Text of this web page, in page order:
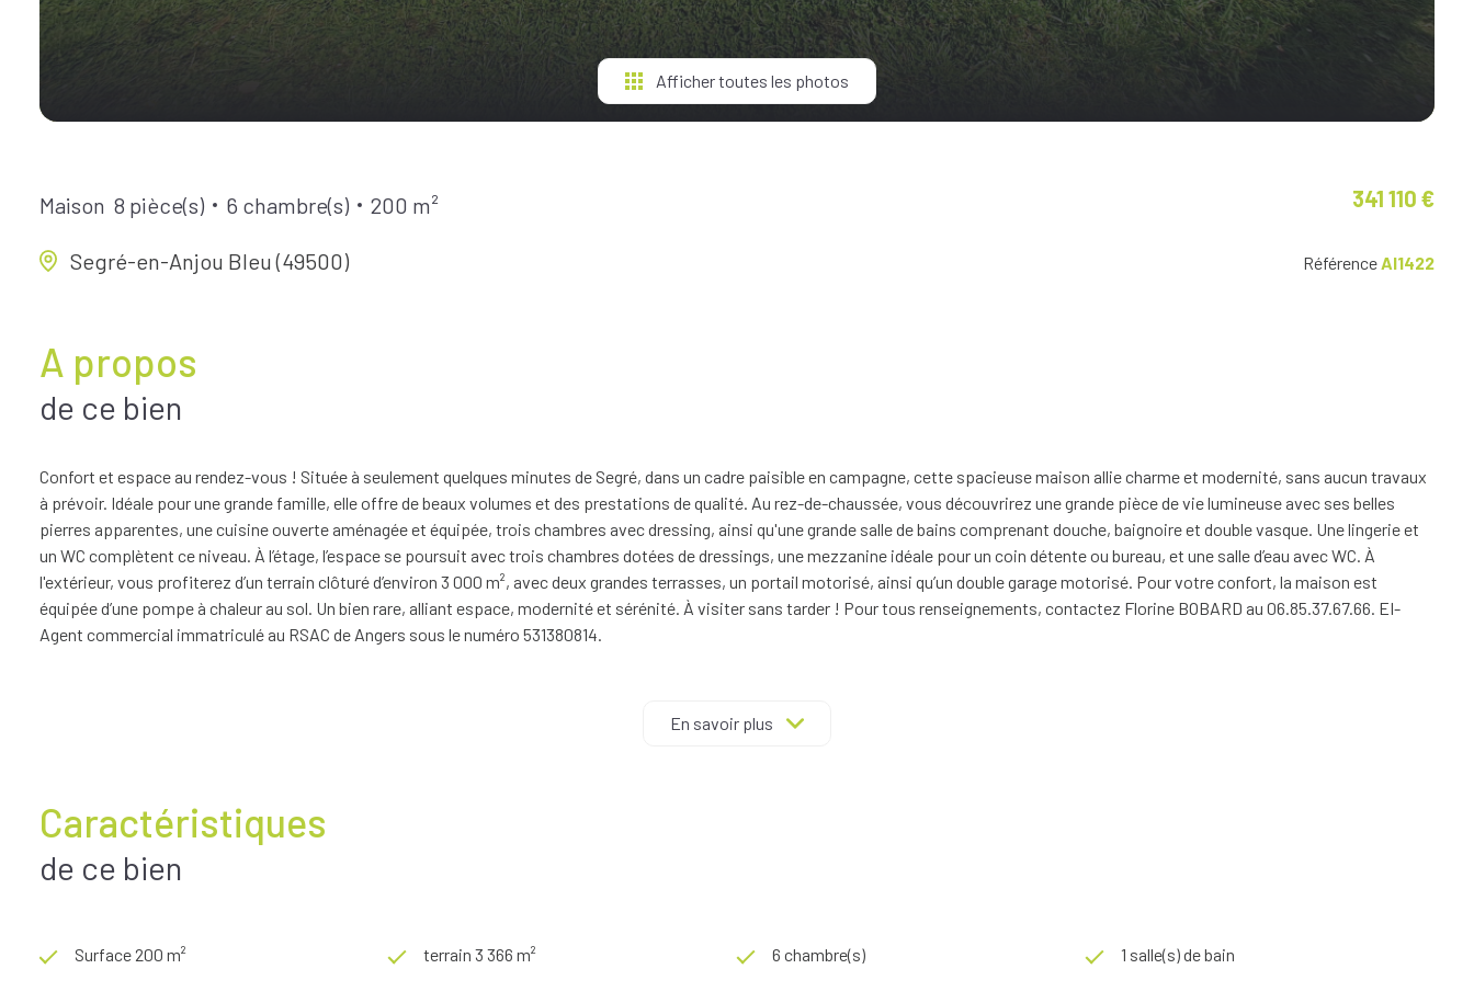
Afficher toutes les photos
Maison 8 pièce(s) 6 chambre(s) 200 m²
Segré-en-Anjou Bleu (49500)
341 110 €
RéférenceAI1422
A propos
de ce bien
Confort et espace au rendez-vous ! Située à seulement quelques minutes de Segré, dans un cadre paisible en campagne, cette spacieuse maison allie charme et modernité, sans aucun travaux
à prévoir. Idéale pour une grande famille, elle offre de beaux volumes et des prestations de qualité. Au rez-de-chaussée, vous découvrirez une grande pièce de vie lumineuse avec ses belles
pierres apparentes, une cuisine ouverte aménagée et équipée, trois chambres avec dressing, ainsi qu'une grande salle de bains comprenant douche, baignoire et double vasque. Une lingerie et
un WC complètent ce niveau. À l’étage, l’espace se poursuit avec trois chambres dotées de dressings, une mezzanine idéale pour un coin détente ou bureau, et une salle d’eau avec WC. À
l'extérieur, vous profiterez d’un terrain clôturé d’environ 3 000 m², avec deux grandes terrasses, un portail motorisé, ainsi qu’un double garage motorisé. Pour votre confort, la maison est
équipée d’une pompe à chaleur au sol. Un bien rare, alliant espace, modernité et sérénité. À visiter sans tarder ! Pour tous renseignements, contactez Florine BOBARD au 06.85.37.67.66. EI-
Agent commercial immatriculé au RSAC de Angers sous le numéro 531380814.
En savoir plus
Caractéristiques
de ce bien
Surface 200 m² terrain 3 366 m² 6 chambre(s) 1 salle(s) de bain